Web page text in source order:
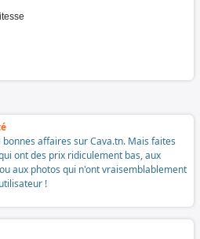
affaires sur Cava.tn. Mais faites
ont des prix ridiculement bas, aux
aux photos qui n'ont vraisemblablement
!